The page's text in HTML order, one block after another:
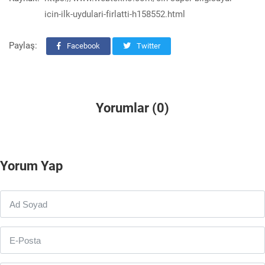
icin-ilk-uydulari-firlatti-h158552.html
Paylaş: Facebook Twitter
Yorumlar (0)
Yorum Yap